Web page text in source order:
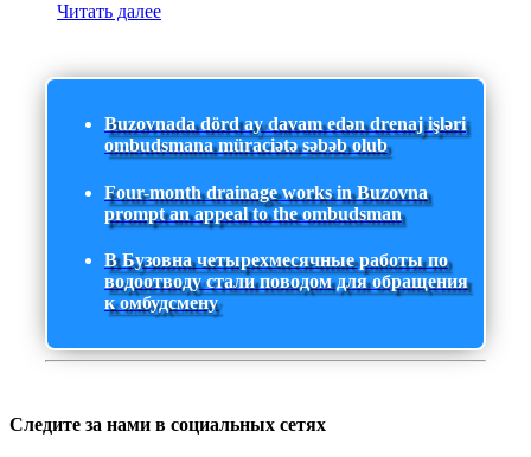
Читать далее
Buzovnada dörd ay davam edən drenaj işləri
ombudsmana müraciətə səbəb olub
Four-month drainage works in Buzovna
prompt an appeal to the ombudsman
В Бузовна четырехмесячные работы по
водоотводу стали поводом для обращения
к омбудсмену
Следите за нами в социальных сетях